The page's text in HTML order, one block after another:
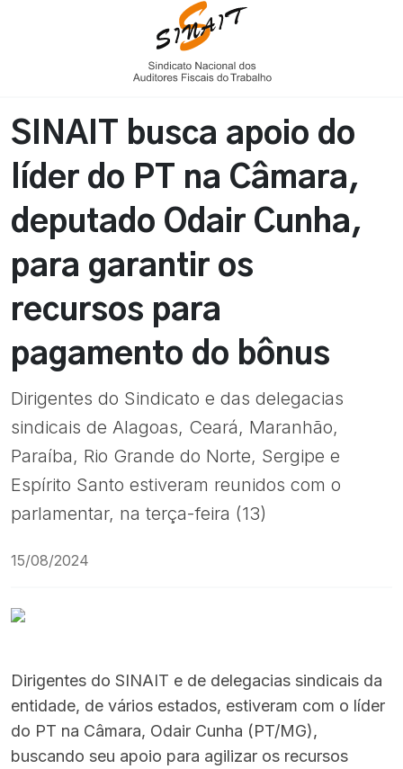
SINAIT busca apoio do
líder do PT na Câmara,
deputado Odair Cunha,
para garantir os
recursos para
pagamento do bônus
Dirigentes do Sindicato e das delegacias
sindicais de Alagoas, Ceará, Maranhão,
Paraíba, Rio Grande do Norte, Sergipe e
Espírito Santo estiveram reunidos com o
parlamentar, na terça-feira (13)
15/08/2024
Dirigentes do SINAIT e de delegacias sindicais da
entidade, de vários estados, estiveram com o líder
do PT na Câmara, Odair Cunha (PT/MG),
buscando seu apoio para agilizar os recursos